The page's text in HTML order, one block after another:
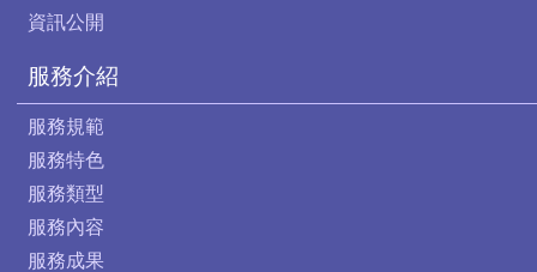
資訊公開
服務介紹
服務規範
服務特色
服務類型
服務內容
服務成果